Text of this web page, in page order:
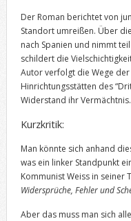
Der Roman berichtet von
Standort umreißen. Über
nach Spanien und nimmt
schildert die
Autor verfolgt die Wege
Hinrichtungsstätten des
Widerstand ihr Vermächtnis.
Kurzkritik:
Man könnte sich anhand
was ein linker Standpunkt
Kommunist Weiss in seiner
Widersprüche, Fehler und
Aber das muss man sich